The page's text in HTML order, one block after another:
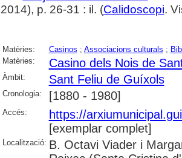
2014), p. 26-31 : il. (Calidoscopi.
Matèries: Casinos ; Associacions culturals ;
Matèries:
Casino dels Nois de
Àmbit: Sant Feliu de Guíxols
Cronologia: [1880 - 1980]
Accés:
https://
[exemplar complet]
Localització: B. Octavi Viader i